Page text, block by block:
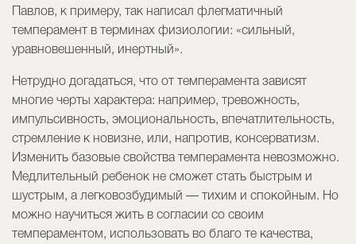
Павлов, к примеру, так написал флегматичный
темперамент в терминах физиологии: «сильный,
уравновешенный, инертный».
Нетрудно догадаться, что от темперамента зависят
многие черты характера: например, тревожность,
импульсивность, эмоциональность, впечатлительность,
стремление к новизне, или, напротив, консерватизм.
Изменить базовые свойства темперамента невозможно.
Медлительный ребенок не сможет стать быстрым и
шустрым, а легковозбудимый — тихим и спокойным. Но
можно научиться жить в согласии со своим
темпераментом, использовать во благо те качества,